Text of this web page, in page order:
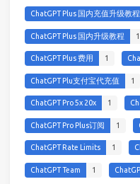
ChatGPT Plus 国内充值升级教程
ChatGPT Plus 国内升级教程 1
ChatGPT Plus 费用 1
ChatGPT Plu支付宝代充值 1
ChatGPT Pro 5x 20x 1
ChatGPT Pro Plus订阅 1
ChatGPT Rate Limits 1
ChatGPT Team 1